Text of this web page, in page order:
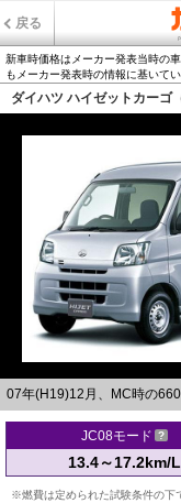
戻る
新車時価格はメーカー発表当時の
もメーカー発表時の情報に基いてい
ダイハツ ハイゼットカーゴ
07年(H19)12月、MC時の
JC08モード
13.4～17.2km/L
※燃費は定められた試験条件の下